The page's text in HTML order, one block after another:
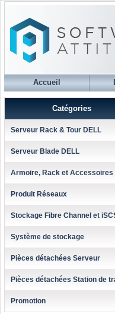
Accueil
Catégories
Serveur Rack & Tour DELL
Serveur Blade DELL
Armoire, Rack et Accessoires
Produit Réseaux
Stockage Fibre Channel et
Système de stockage
Pièces détachées Serveur
Pièces détachées Station de
Promotion